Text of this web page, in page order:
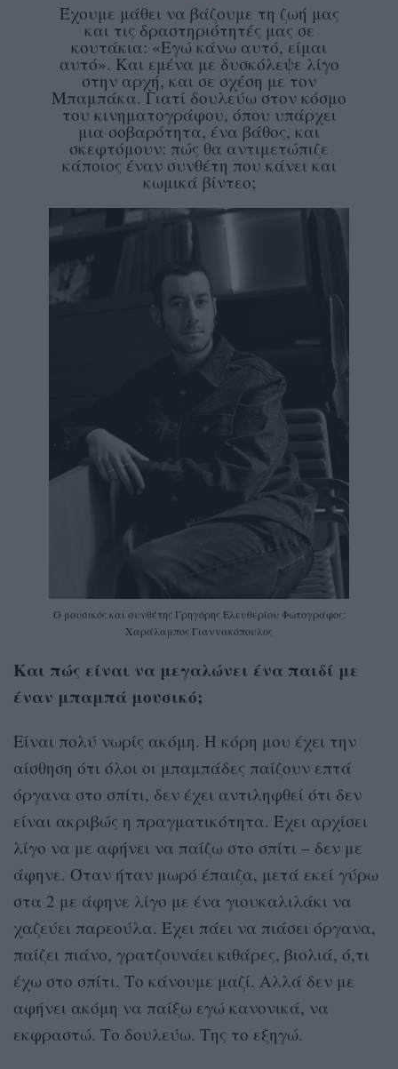
Έχουμε μάθει να βάζουμε τη ζωή μας
και τις δραστηριότητές μας σε
κουτάκια: «Εγώ κάνω αυτό, είμαι
αυτό». Και εμένα με δυσκόλεψε λίγο
στην αρχή, και σε σχέση με τον
Μπαμπάκα. Γιατί δουλεύω στον κόσμο
του κινηματογράφου, όπου υπάρχει
μια σοβαρότητα, ένα βάθος, και
σκεφτόμουν: πώς θα αντιμετώπιζε
κάποιος έναν συνθέτη που κάνει και
κωμικά βίντεο;
Ο μουσικός και συνθέτης Γρηγόρης Ελευθερίου Φωτογράφος:
Χαράλαμπος Γιαννακόπουλος
Και πώς είναι να μεγαλώνει ένα παιδί με
έναν μπαμπά μουσικό;
Είναι πολύ νωρίς ακόμη. Η κόρη μου έχει την
αίσθηση ότι όλοι οι μπαμπάδες παίζουν επτά
όργανα στο σπίτι, δεν έχει αντιληφθεί ότι δεν
είναι ακριβώς η πραγματικότητα. Έχει αρχίσει
λίγο να με αφήνει να παίζω στο σπίτι – δεν με
άφηνε. Όταν ήταν μωρό έπαιζα, μετά εκεί γύρω
στα 2 με άφηνε λίγο με ένα γιουκαλιλάκι να
χαζεύει παρεούλα. Έχει πάει να πιάσει όργανα,
παίζει πιάνο, γρατζουνάει κιθάρες, βιολιά, ό,τι
έχω στο σπίτι. Το κάνουμε μαζί. Αλλά δεν με
αφήνει ακόμη να παίξω εγώ κανονικά, να
εκφραστώ. Το δουλεύω. Της το εξηγώ.